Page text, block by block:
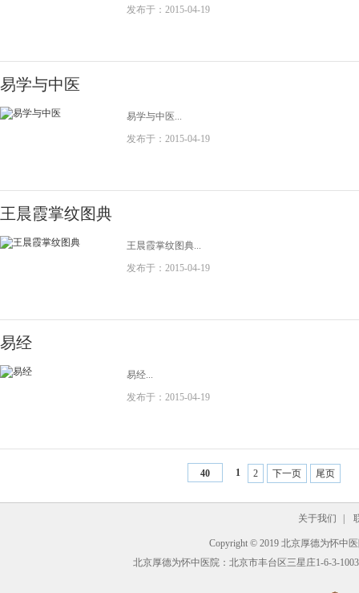
发布于：2015-04-19
易学与中医
易学与中医...
发布于：2015-04-19
王晨霞掌纹图典
王晨霞掌纹图典...
发布于：2015-04-19
易经
易经...
发布于：2015-04-19
40 1 2 下一页 尾页
关于我们
Copyright © 2019 北京厚德为怀中
北京厚德为怀中医院：北京市丰台区三星庄1-6-3-1003